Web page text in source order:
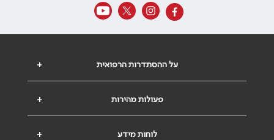
+ על ההסתדרות הרפואית
+ פעולות מהירות
+ לוחות מידע